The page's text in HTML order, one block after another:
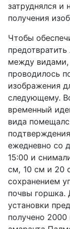
затруднялся и
получения
Чтобы
между видами,
проводилось
изображения
следующему.
временный
вида
ежедневно со
15:00 и
см, 10 см и 20
сохранением
почвы горшка.
установки
получено